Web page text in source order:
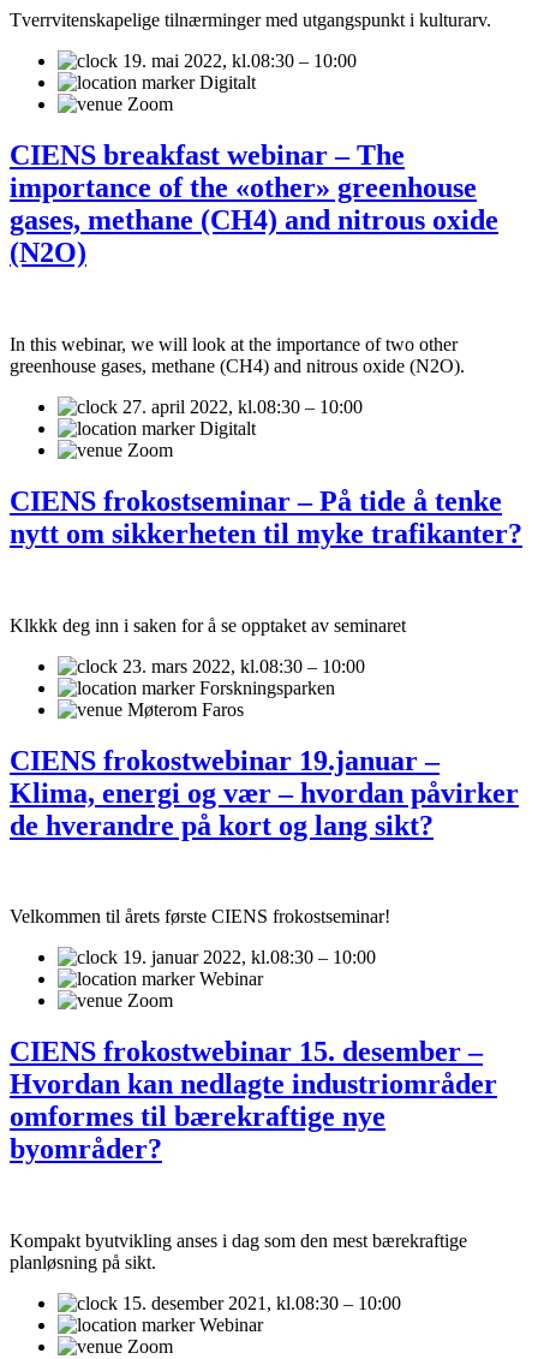
Tverrvitenskapelige tilnærminger med utgangspunkt i kulturarv.
19. mai 2022, kl.08:30 – 10:00
Digitalt
Zoom
CIENS breakfast webinar – The
importance of the «other» greenhouse
gases, methane (CH4) and nitrous oxide
(N2O)
In this webinar, we will look at the importance of two other
greenhouse gases, methane (CH4) and nitrous oxide (N2O).
27. april 2022, kl.08:30 – 10:00
Digitalt
Zoom
CIENS frokostseminar – På tide å tenke
nytt om sikkerheten til myke trafikanter?
Klkkk deg inn i saken for å se opptaket av seminaret
23. mars 2022, kl.08:30 – 10:00
Forskningsparken
Møterom Faros
CIENS frokostwebinar 19.januar –
Klima, energi og vær – hvordan påvirker
de hverandre på kort og lang sikt?
Velkommen til årets første CIENS frokostseminar!
19. januar 2022, kl.08:30 – 10:00
Webinar
Zoom
CIENS frokostwebinar 15. desember –
Hvordan kan nedlagte industriområder
omformes til bærekraftige nye
byområder?
Kompakt byutvikling anses i dag som den mest bærekraftige
planløsning på sikt.
15. desember 2021, kl.08:30 – 10:00
Webinar
Zoom